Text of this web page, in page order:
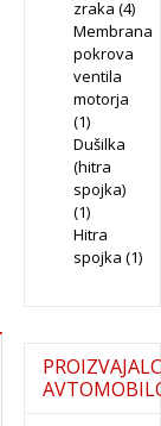
zraka (4)
Membrana
pokrova
ventila
motorja
(1)
Dušilka
(hitra
spojka)
(1)
Hitra
spojka (1)